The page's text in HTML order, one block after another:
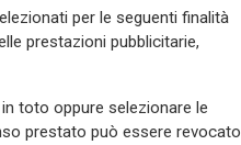
per le seguenti finalità
prestazioni pubblicitarie,
toto oppure selezionare le
prestato può essere revocato